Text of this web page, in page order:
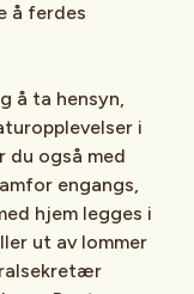
å ferdes
å ta hensyn,
i
du også med
engangs,
hjem legges i
ut av lommer